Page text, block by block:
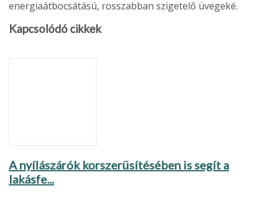
energiaátbocsátású, rosszabban szigetelő üvegeké.
Kapcsolódó cikkek
A nyílászárók korszerűsítésében is segít a
lakásfe...